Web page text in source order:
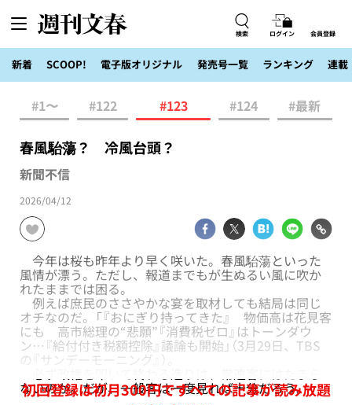
検索 ログイン 会員登録
新着 SCOOP! 電子版オリジナル 発売号一覧 ランキング 連載
#1〜 #122 #123 #124 #最新
春風駘蕩？ 冷風台頭？
新聞不信
2026/04/12
今年は桜も昨年より早く咲いた。春風駘蕩といった
風情が漂う。ただし、報道までもが生ぬるい風に吹か
れたままでは困る。
例えば庶民のささやかな宴を取材しても結局は同じ
オチなのだ。「『おにぎり持ってきた』 物価高は花見客
にも 高市総理の“悲願”『消費税ゼロ』はトーンダウ
ン…『給付付き税額控除』議論も開始」（3月29日、TBS
の『サンデーモーニング』）。
ないのか。だが、一般客は一度見れば十分だろう。
初回登録は初月300円ですべての記事が読み放題